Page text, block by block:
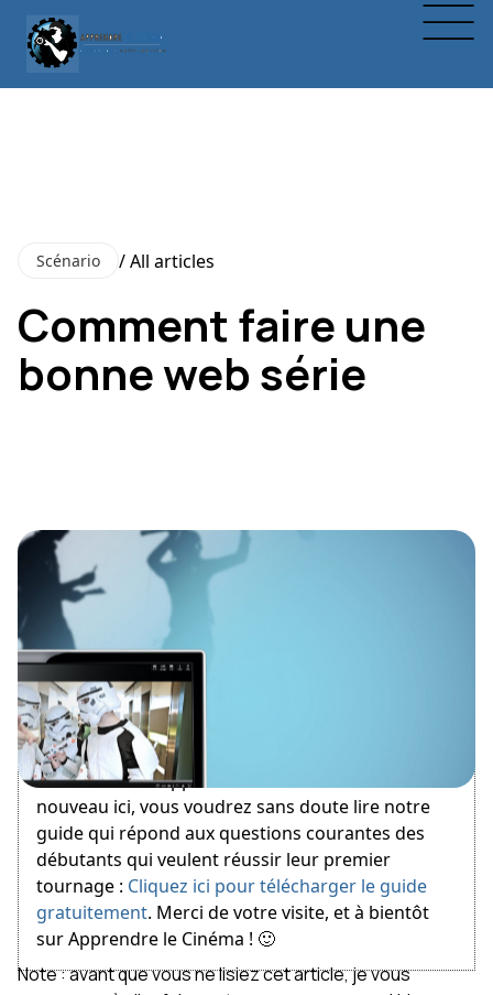
Scénario / All articles
Comment faire une
bonne web série
October 29, 2011
Bienvenue sur Apprendre le Cinéma ! Si vous êtes
nouveau ici, vous voudrez sans doute lire notre
guide qui répond aux questions courantes des
débutants qui veulent réussir leur premier
tournage : Cliquez ici pour télécharger le guide
gratuitement. Merci de votre visite, et à bientôt
sur Apprendre le Cinéma ! 🙂
Note : avant que vous ne lisiez cet article, je vous